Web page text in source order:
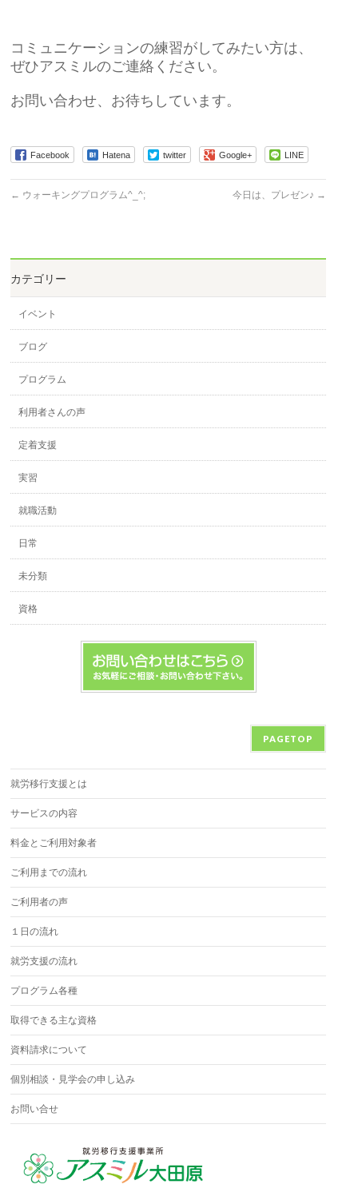
コミュニケーションの練習がしてみたい方は、
ぜひアスミルのご連絡ください。
お問い合わせ、お待ちしています。
Facebook Hatena twitter Google+ LINE
← ウォーキングプログラム^_^; 今日は、プレゼン♪ →
カテゴリー
イベント
ブログ
プログラム
利用者さんの声
定着支援
実習
就職活動
日常
未分類
資格
PAGETOP
就労移行支援とは
サービスの内容
料金とご利用対象者
ご利用までの流れ
ご利用者の声
１日の流れ
就労支援の流れ
プログラム各種
取得できる主な資格
資料請求について
個別相談・見学会の申し込み
お問い合せ